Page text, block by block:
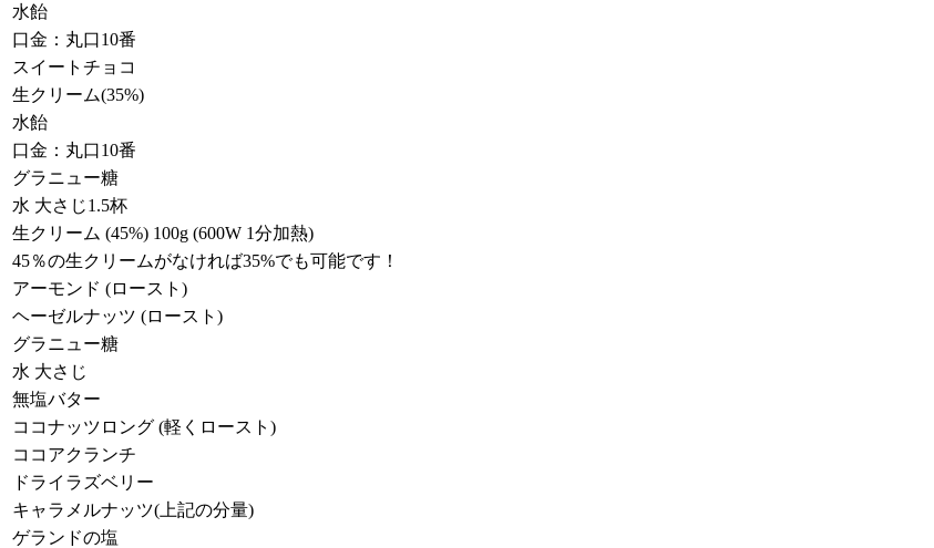
水飴
口金：丸口10番
スイートチョコ
生クリーム(35%)
水飴
口金：丸口10番
グラニュー糖
水 大さじ1.5杯
生クリーム (45%) 100g (600W 1分加熱)
45％の生クリームがなければ35%でも可能です！
アーモンド (ロースト)
ヘーゼルナッツ (ロースト)
グラニュー糖
水 大さじ
無塩バター
ココナッツロング (軽くロースト)
ココアクランチ
ドライラズベリー
キャラメルナッツ(上記の分量)
ゲランドの塩